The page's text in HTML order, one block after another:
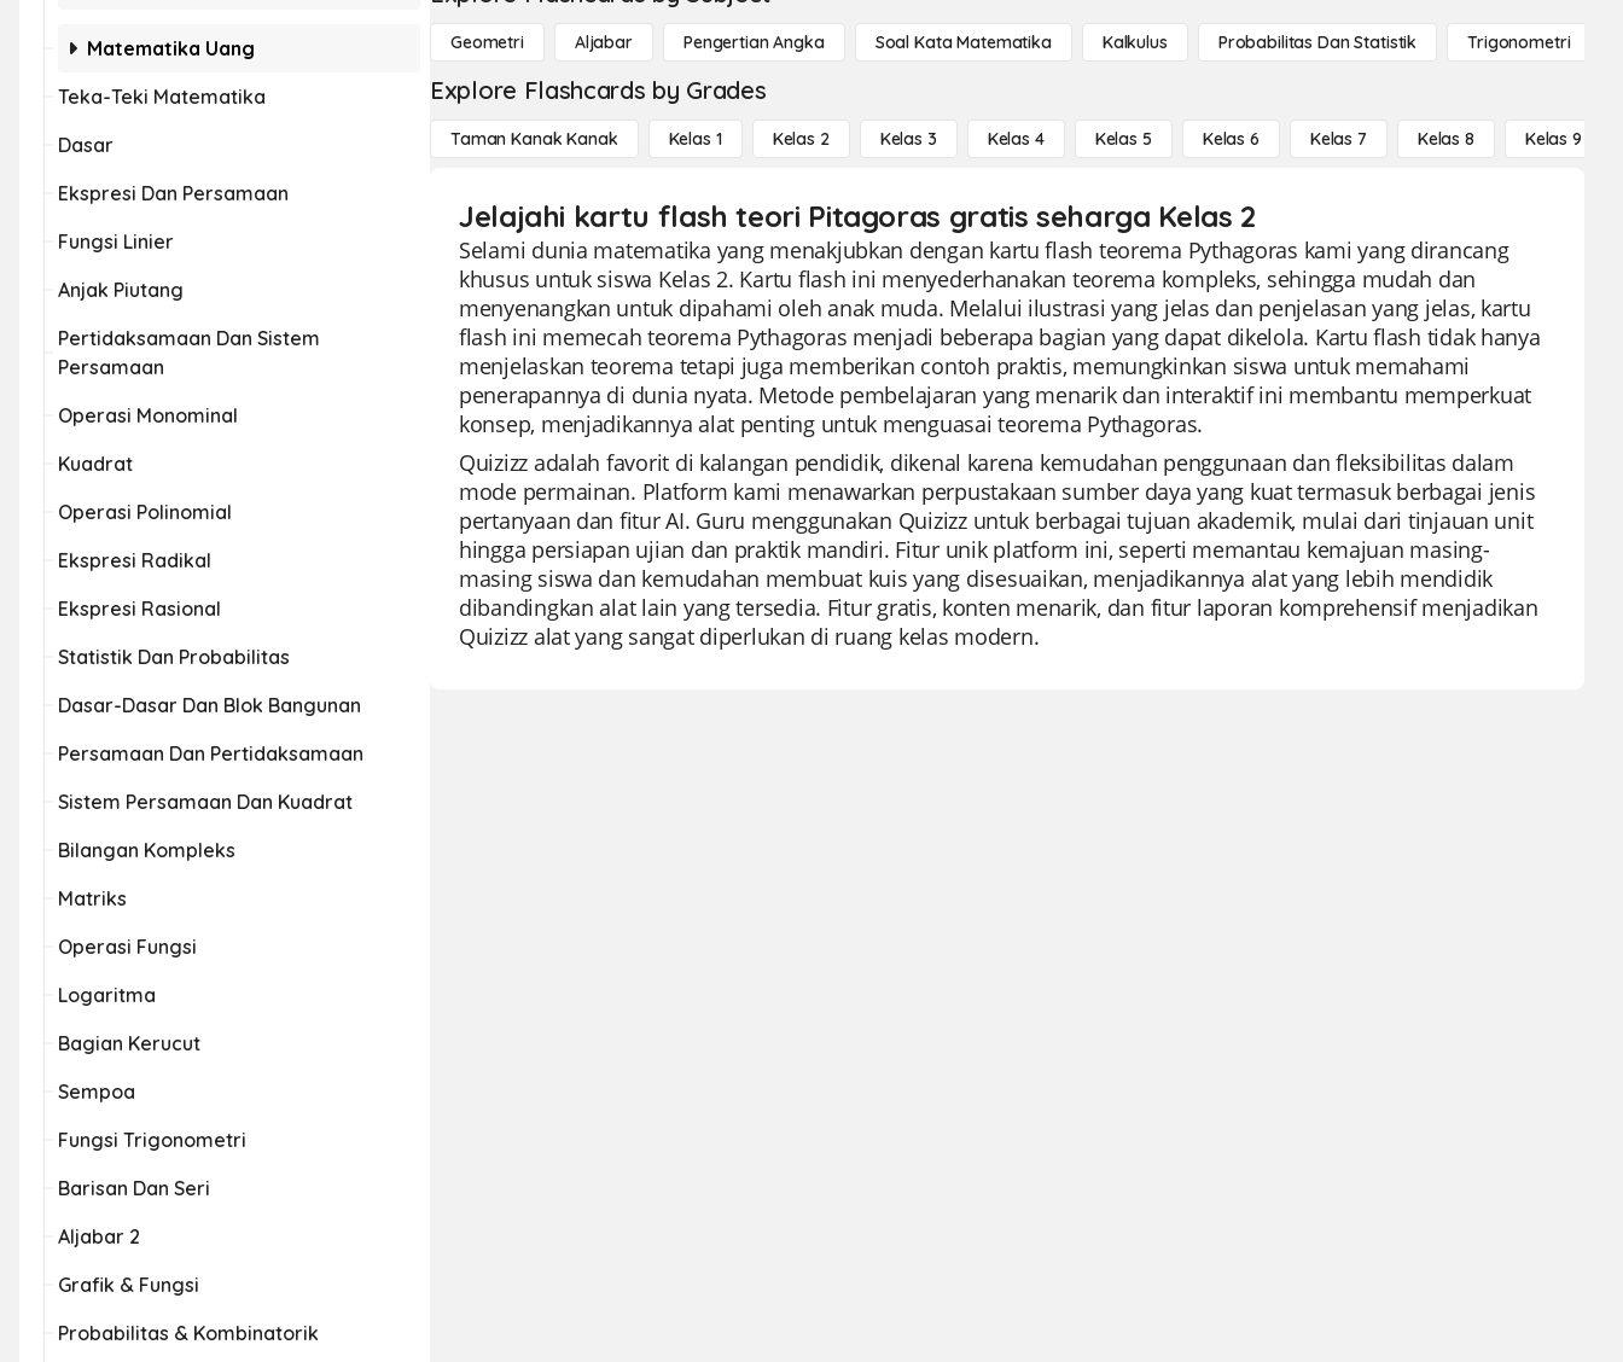
Matematika Uang
Teka-Teki Matematika
Dasar
Ekspresi Dan Persamaan
Fungsi Linier
Anjak Piutang
Pertidaksamaan Dan Sistem
Persamaan
Operasi Monominal
Kuadrat
Operasi Polinomial
Ekspresi Radikal
Ekspresi Rasional
Statistik Dan Probabilitas
Dasar-Dasar Dan Blok Bangunan
Persamaan Dan Pertidaksamaan
Sistem Persamaan Dan Kuadrat
Bilangan Kompleks
Matriks
Operasi Fungsi
Logaritma
Bagian Kerucut
Sempoa
Fungsi Trigonometri
Barisan Dan Seri
Aljabar 2
Grafik & Fungsi
Probabilitas & Kombinatorik
Geometri Aljabar Pengertian Angka Soal Kata Matematika Kalkulus Probabilitas Dan Statistik Trigonometri
Explore Flashcards by Grades
Taman Kanak Kanak Kelas 1 Kelas 2 Kelas 3 Kelas 4 Kelas 5 Kelas 6 Kelas 7 Kelas 8 Kelas 9
Jelajahi kartu flash teori Pitagoras gratis seharga Kelas 2
Selami dunia matematika yang menakjubkan dengan kartu flash teorema Pythagoras kami yang dirancang
khusus untuk siswa Kelas 2. Kartu flash ini menyederhanakan teorema kompleks, sehingga mudah dan
menyenangkan untuk dipahami oleh anak muda. Melalui ilustrasi yang jelas dan penjelasan yang jelas, kartu
flash ini memecah teorema Pythagoras menjadi beberapa bagian yang dapat dikelola. Kartu flash tidak hanya
menjelaskan teorema tetapi juga memberikan contoh praktis, memungkinkan siswa untuk memahami
penerapannya di dunia nyata. Metode pembelajaran yang menarik dan interaktif ini membantu memperkuat
konsep, menjadikannya alat penting untuk menguasai teorema Pythagoras.
Quizizz adalah favorit di kalangan pendidik, dikenal karena kemudahan penggunaan dan fleksibilitas dalam
mode permainan. Platform kami menawarkan perpustakaan sumber daya yang kuat termasuk berbagai jenis
pertanyaan dan fitur AI. Guru menggunakan Quizizz untuk berbagai tujuan akademik, mulai dari tinjauan unit
hingga persiapan ujian dan praktik mandiri. Fitur unik platform ini, seperti memantau kemajuan masing-
masing siswa dan kemudahan membuat kuis yang disesuaikan, menjadikannya alat yang lebih mendidik
dibandingkan alat lain yang tersedia. Fitur gratis, konten menarik, dan fitur laporan komprehensif menjadikan
Quizizz alat yang sangat diperlukan di ruang kelas modern.